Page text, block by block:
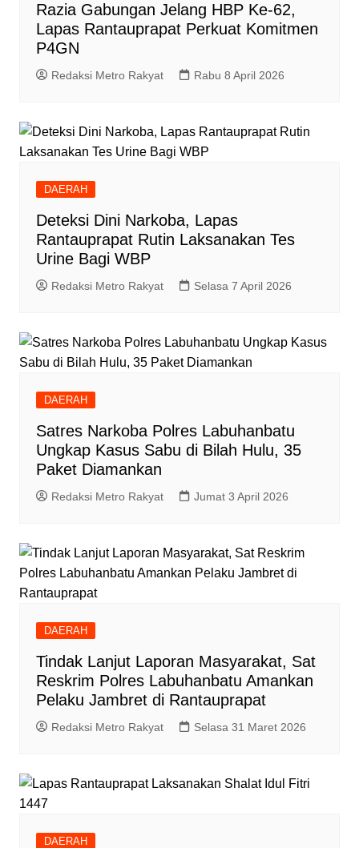
Razia Gabungan Jelang HBP Ke-62,
Lapas Rantauprapat Perkuat Komitmen
P4GN
Redaksi Metro Rakyat Rabu 8 April 2026
DAERAH
Deteksi Dini Narkoba, Lapas
Rantauprapat Rutin Laksanakan Tes
Urine Bagi WBP
Redaksi Metro Rakyat Selasa 7 April 2026
DAERAH
Satres Narkoba Polres Labuhanbatu
Ungkap Kasus Sabu di Bilah Hulu, 35
Paket Diamankan
Redaksi Metro Rakyat Jumat 3 April 2026
DAERAH
Tindak Lanjut Laporan Masyarakat, Sat
Reskrim Polres Labuhanbatu Amankan
Pelaku Jambret di Rantauprapat
Redaksi Metro Rakyat Selasa 31 Maret 2026
DAERAH